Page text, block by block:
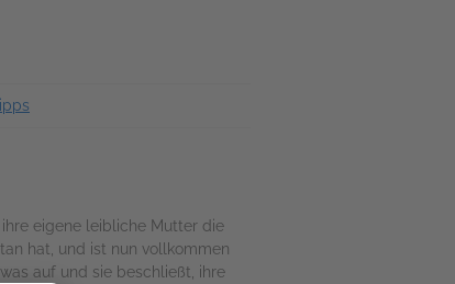
eigene leibliche Mutter die
hat, und ist nun vollkommen
auf und sie beschließt, ihre